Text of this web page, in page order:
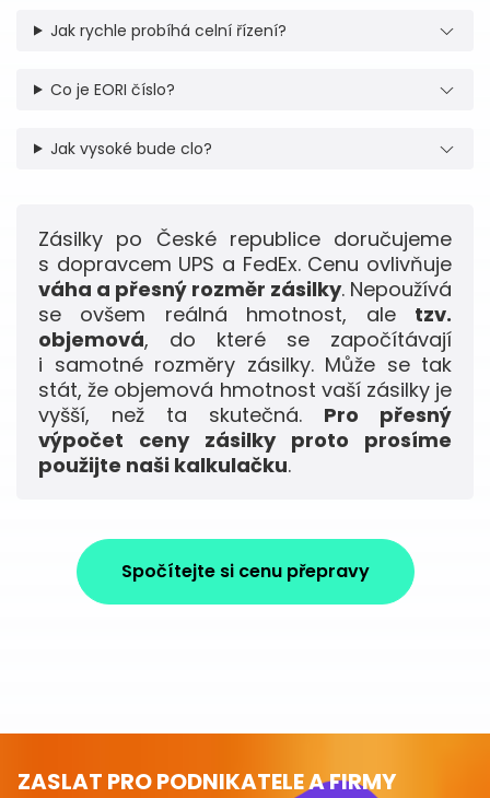
Jak rychle probíhá celní řízení?
Co je EORI číslo?
Jak vysoké bude clo?
Zásilky po České republice doručujeme
s dopravcem UPS a FedEx. Cenu ovlivňuje
váha a přesný rozměr zásilky. Nepoužívá
se ovšem reálná hmotnost, ale tzv.
objemová, do které se započítávají
i samotné rozměry zásilky. Může se tak
stát, že objemová hmotnost vaší zásilky je
vyšší, než ta skutečná. Pro přesný
výpočet ceny zásilky proto prosíme
použijte naši kalkulačku.
Spočítejte si cenu přepravy
ZASLAT PRO PODNIKATELE A FIRMY